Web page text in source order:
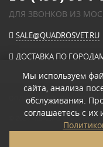
ДЛЯ ЗВОНКОВ ИЗ
SALE@QUADROSVET.RU
ДОСТАВКА ПО
ОПЛАЧИВАЙТЕ ПРИ
© 2026«КВАДРО СВЕТ»
ПОЛИТИКА КОНФИДЕНЦИАЛЬНОСТИ
Мы используем
сайта, анализа
обслуживания.
соглашаетесь с их